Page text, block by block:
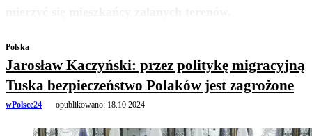
Polska
Jarosław Kaczyński: przez politykę migracyjną
Tuska bezpieczeństwo Polaków jest zagrożone
wPolsce24 opublikowano: 18.10.2024